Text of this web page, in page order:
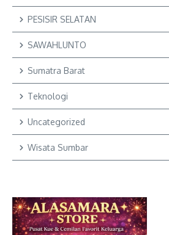
PESISIR SELATAN
SAWAHLUNTO
Sumatra Barat
Teknologi
Uncategorized
Wisata Sumbar